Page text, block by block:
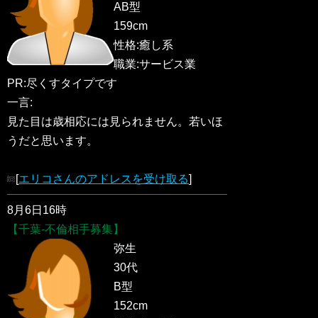
AB型
159cm
性格:癒し系
職業:サービス業
PR:尽くすタイプです
一言:
見た目は歳相応には見られません。若いほ
うだと思います。
[エリコさんのアドレスを受け取る]
8月6日16時
【千葉-不倫相手募集】
弥生
30代
B型
152cm